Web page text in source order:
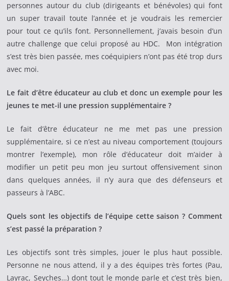
personnes autour du club (dirigeants et bénévoles) qui font
un super travail toute l’année et je voudrais les remercier
pour tout ce qu’ils font. Personnellement, j’avais besoin d’un
autre challenge que celui proposé au HDC. Mon intégration
s’est très bien passée, mes coéquipiers n’ont pas été trop durs
avec moi.
Le fait d’être éducateur au club et donc un exemple pour les
jeunes te met-il une pression supplémentaire ?
Le fait d’être éducateur ne me met pas une pression
supplémentaire, si ce n’est au niveau comportement (toujours
montrer l’exemple), mon rôle d’éducateur doit m’aider à
modifier un petit peu mon jeu surtout offensivement sinon
dans quelques années, il n’y aura que des défenseurs et
passeurs à l’ABC.
Quels sont les objectifs de l’équipe cette saison ? Comment
s’est passé la préparation ?
Les objectifs sont très simples, jouer le plus haut possible.
Personne ne nous attend, il y a des équipes très fortes (Pau,
Layrac, Seyches…) dont tout le monde parle et c’est très bien,